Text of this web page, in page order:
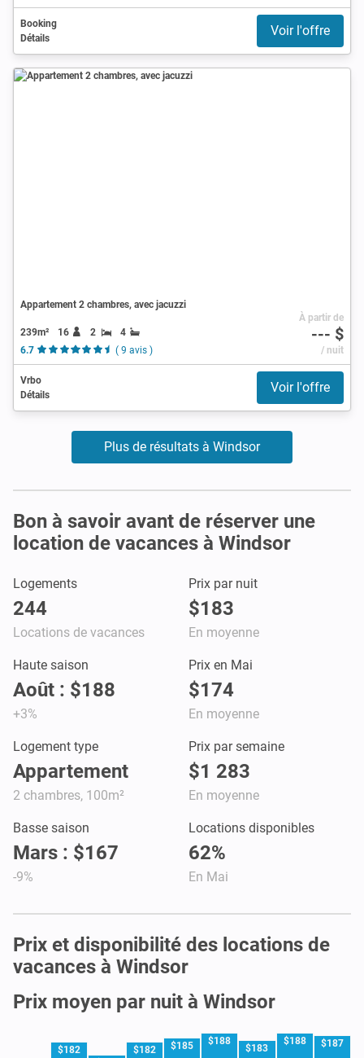
Booking
Détails
Voir l'offre
Appartement 2 chambres, avec jacuzzi
239m² 16 2
4
6.7
( 9 avis )
À partir de
--- $
/ nuit
Vrbo
Détails
Voir l'offre
Plus de résultats à Windsor
Bon à savoir avant de réserver une
location de vacances à Windsor
Logements
244
Locations de vacances
Prix par nuit
$183
En moyenne
Haute saison
Août : $188
+3%
Prix en Mai
$174
En moyenne
Logement type
Appartement
2 chambres, 100m²
Prix par semaine
$1 283
En moyenne
Basse saison
Mars : $167
-9%
Locations disponibles
62%
En Mai
Prix et disponibilité des locations de
vacances à Windsor
Prix moyen par nuit à Windsor
$182
$182 $185 $188
$183
$188 $187